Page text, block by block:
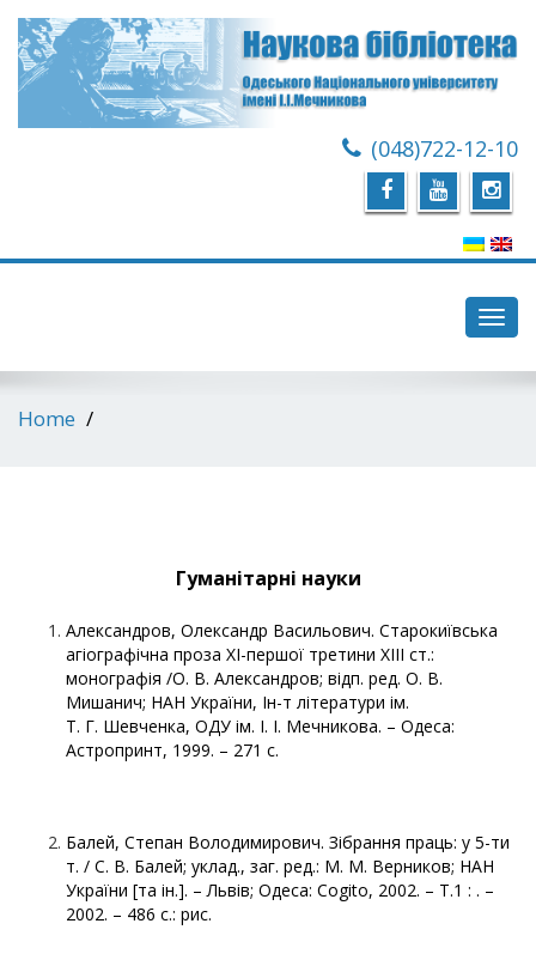
(048)722-12-10
Home
Гуманітарні науки
Александров, Олександр Васильович. Старокиївська
агіографічна проза ХІ-першої третини ХIII ст.:
монографія /О. В. Александров; відп. ред. О. В.
Мишанич; НАН України, Ін-т літератури ім.
Т. Г. Шевченка, ОДУ ім. І. І. Мечникова. – Одеса:
Астропринт, 1999. – 271 с.
Балей, Степан Володимирович. Зібрання праць: у 5-ти
т. / С. В. Балей; уклад., заг. ред.: М. М. Верников; НАН
України [та ін.]. – Львів; Одеса: Cogito, 2002. – Т.1 : . –
2002. – 486 с.: рис.